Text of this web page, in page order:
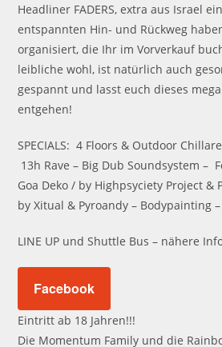
Headliner FADERS, extra aus Israel
entspannten Hin- und Rückweg
organisiert, die Ihr im Vorverkauf
leibliche wohl, ist natürlich auch
gespannt und lasst euch dieses
entgehen!
SPECIALS: 4 Floors & Outdoor
13h Rave – Big Dub Soundsystem –
Goa Deko / by Highpsyciety Project
by Xitual & Pyroandy – Bodypainting
LINE UP und Shuttle Bus – nähere
Facebook
Eintritt ab 18 Jahren!!!
Die Momentum Family und die